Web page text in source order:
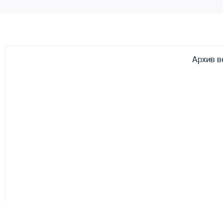
Архив